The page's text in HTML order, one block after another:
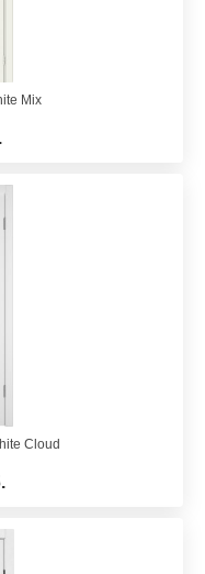
Mix
Cloud